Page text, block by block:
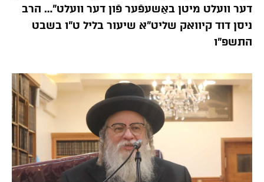
דער וועלט מיטן באַשעפֿער פֿון דער וועלט”… הרב
ניסן דוד קיוואק שליט”א שיעור בליל ט”ו בשבט
התשפ”ו